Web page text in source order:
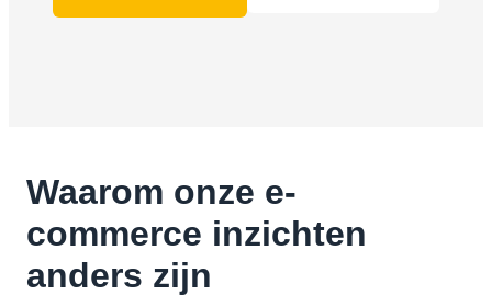
Waarom onze e-
commerce inzichten
anders zijn